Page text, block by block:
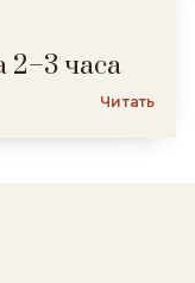
2–3 часа
Читать